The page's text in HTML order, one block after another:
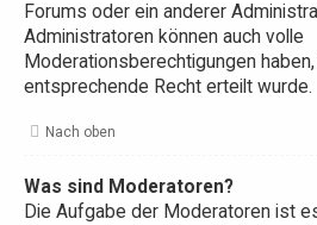
Forums oder ein anderer
Administratoren können auch volle
Moderationsberechtigungen
entsprechende Recht erteilt wurde.
Nach oben
Was sind Moderatoren?
Die Aufgabe der Moderatoren ist